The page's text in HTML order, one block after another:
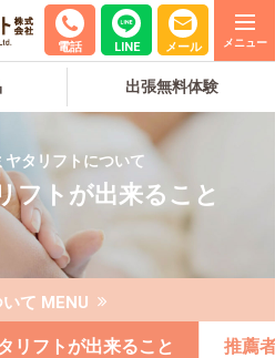
電話 LINE メール
出張無料体験
ヤタリフトについて
フトが出来ること
て MENU
リフトが出来ること 推薦者